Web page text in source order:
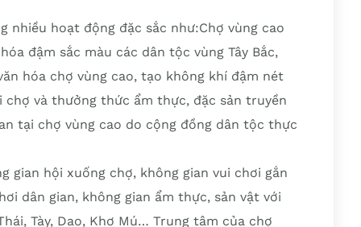
nhiều hoạt động đặc sắc như:Chợ vùng cao
đậm sắc màu các dân tộc vùng Tây Bắc,
hóa chợ vùng cao, tạo không khí đậm nét
và thưởng thức ẩm thực, đặc sản truyền
tại chợ vùng cao do cộng đồng dân tộc thực
gian hội xuống chợ, không gian vui chơi gắn
dân gian, không gian ẩm thực, sản vật với
Tày, Dao, Khơ Mú… Trung tâm của chợ